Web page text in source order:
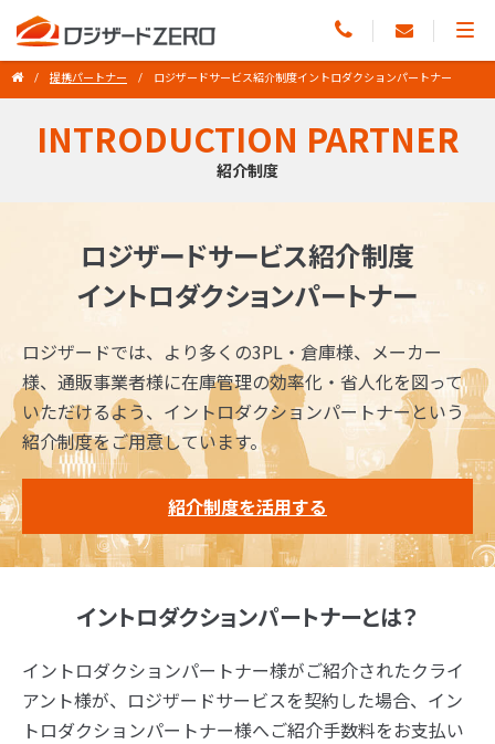
提携パートナー ロジザードサービス紹介制度イントロダクションパートナー
INTRODUCTION PARTNER
紹介制度
ロジザードサービス紹介制度
イントロダクションパートナー
ロジザードでは、より多くの3PL・倉庫様、メーカー
様、通販事業者様に在庫管理の効率化・省人化を図って
いただけるよう、イントロダクションパートナーという
紹介制度をご用意しています。
紹介制度を活用する
イントロダクションパートナーとは？
イントロダクションパートナー様がご紹介されたクライ
アント様が、ロジザードサービスを契約した場合、イン
トロダクションパートナー様へご紹介手数料をお支払い